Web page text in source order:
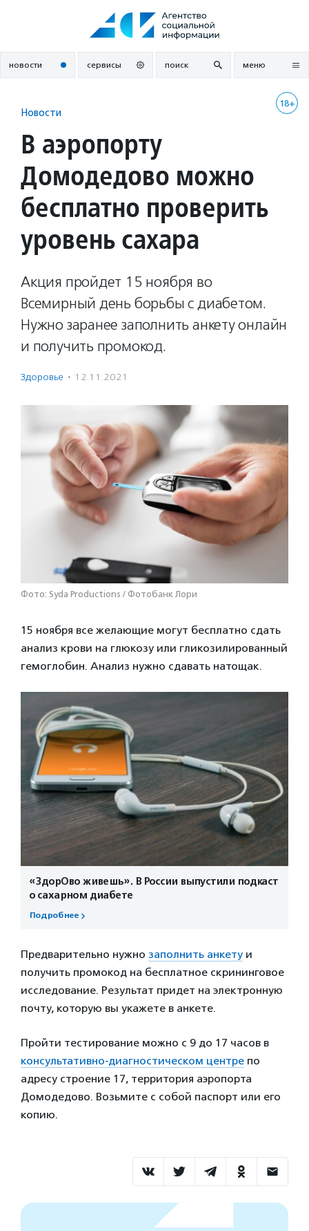
новости сервисы поиск меню
18+
Новости
В аэропорту
Домодедово можно
бесплатно проверить
уровень сахара
Акция пройдет 15 ноября во
Всемирный день борьбы с диабетом.
Нужно заранее заполнить анкету онлайн
и получить промокод.
Здоровье · 12.11.2021
Фото: Syda Productions / Фотобанк Лори
15 ноября все желающие могут бесплатно сдать
анализ крови на глюкозу или гликозилированный
гемоглобин. Анализ нужно сдавать натощак.
«ЗдорОво живешь». В России выпустили подкаст
о сахарном диабете
Подробнее
Предварительно нужно заполнить анкету и
получить промокод на бесплатное скрининговое
исследование. Результат придет на электронную
почту, которую вы укажете в анкете.
Пройти тестирование можно с 9 до 17 часов в
консультативно-диагностическом центре по
адресу строение 17, территория аэропорта
Домодедово. Возьмите с собой паспорт или его
копию.